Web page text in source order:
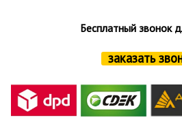
Бесплатный звонок
заказать